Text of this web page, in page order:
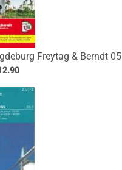
Freytag & Berndt 05